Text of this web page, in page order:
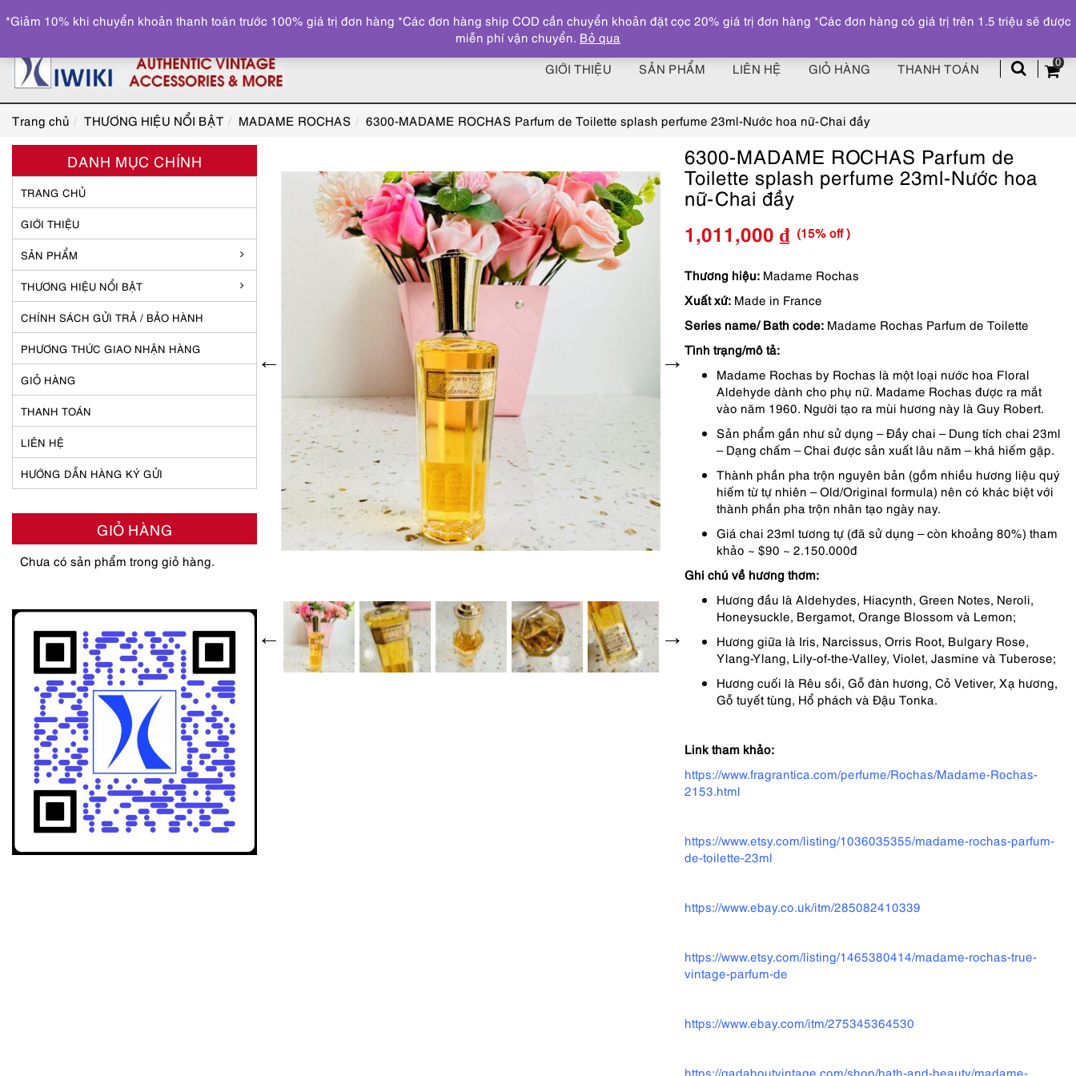
z
0
GIỚI THIỆU SẢN PHẨM LIÊN HỆ GIỎ HÀNG THANH TOÁN
Trang chủ THƯƠNG HIỆU NỔI BẬT MADAME ROCHAS 6300-MADAME ROCHAS Parfum de Toilette splash perfume 23ml-Nước hoa nữ-Chai đầy
6300-MADAME ROCHAS Parfum de
Toilette splash perfume 23ml-Nước hoa
nữ-Chai đầy
Giá
gốc
là:
1,190,000 ₫.
1,011,000 ₫
Giá
hiện
tại
là:
(15% off )
Thương hiệu: Madame Rochas
Xuất xứ: Made in France
Series name/ Bath code: Madame Rochas Parfum de Toilette
Tình trạng/mô tả:
Madame Rochas by Rochas là một loại nước hoa Floral
Aldehyde dành cho phụ nữ. Madame Rochas được ra mắt
vào năm 1960. Người tạo ra mùi hương này là Guy Robert.
Sản phẩm gần như sử dụng – Đầy chai – Dung tích chai 23ml
– Dạng chấm – Chai được sản xuất lâu năm – khá hiếm gặp.
Thành phần pha trộn nguyên bản (gồm nhiều hương liệu quý
hiếm từ tự nhiên – Old/Original formula) nên có khác biệt với
thành phần pha trộn nhân tạo ngày nay.
Giá chai 23ml tương tự (đã sử dụng – còn khoảng 80%) tham
khảo ~ $90 ~ 2.150.000đ
Ghi chú về hương thơm:
Hương đầu là Aldehydes, Hiacynth, Green Notes, Neroli,
Honeysuckle, Bergamot, Orange Blossom và Lemon;
Hương giữa là Iris, Narcissus, Orris Root, Bulgary Rose,
Ylang-Ylang, Lily-of-the-Valley, Violet, Jasmine và Tuberose;
Hương cuối là Rêu sồi, Gỗ đàn hương, Cỏ Vetiver, Xạ hương,
Gỗ tuyết tùng, Hổ phách và Đậu Tonka.
Link tham khảo:
https://www.fragrantica.com/perfume/Rochas/Madame-Rochas-
2153.html
https://www.etsy.com/listing/1036035355/madame-rochas-parfum-
de-toilette-23ml
https://www.ebay.co.uk/itm/285082410339
https://www.etsy.com/listing/1465380414/madame-rochas-true-
vintage-parfum-de
https://www.ebay.com/itm/275345364530
https://gadaboutvintage.com/shop/bath-and-beauty/madame-
DANH MỤC CHÍNH
TRANG CHỦ
GIỚI THIỆU
SẢN PHẨM
THƯƠNG HIỆU NỔI BẬT
CHÍNH SÁCH GỬI TRẢ / BẢO HÀNH
PHƯƠNG THỨC GIAO NHẬN HÀNG
GIỎ HÀNG
THANH TOÁN
LIÊN HỆ
HƯỚNG DẪN HÀNG KÝ GỬI
GIỎ HÀNG
Chưa có sản phẩm trong giỏ hàng.
*Giảm 10% khi chuyển khoản thanh toán trước 100% giá trị đơn hàng *Các đơn hàng ship COD cần chuyển khoản đặt cọc 20% giá trị đơn hàng *Các đơn hàng có giá trị trên 1.5 triệu sẽ được
miễn phí vận chuyển. Bỏ qua